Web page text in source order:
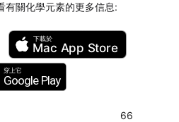
有關化學元素的更多信息:
下載於
Mac App Store
穿上它
Google Play
66